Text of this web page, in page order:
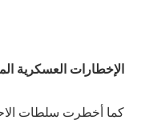
الإخطارات العسكرية